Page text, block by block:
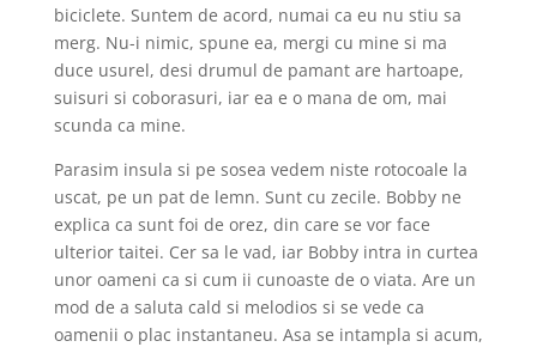
biciclete. Suntem de acord, numai ca eu nu stiu sa
merg. Nu-i nimic, spune ea, mergi cu mine si ma
duce usurel, desi drumul de pamant are hartoape,
suisuri si coborasuri, iar ea e o mana de om, mai
scunda ca mine.
Parasim insula si pe sosea vedem niste rotocoale la
uscat, pe un pat de lemn. Sunt cu zecile. Bobby ne
explica ca sunt foi de orez, din care se vor face
ulterior taitei. Cer sa le vad, iar Bobby intra in curtea
unor oameni ca si cum ii cunoaste de o viata. Are un
mod de a saluta cald si melodios si se vede ca
oamenii o plac instantaneu. Asa se intampla si acum,